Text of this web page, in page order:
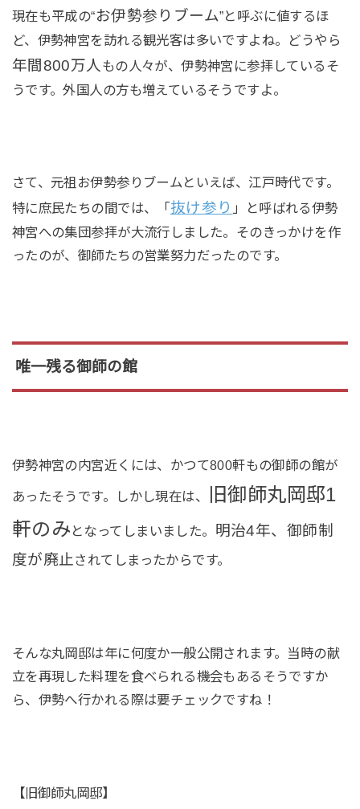
現在も平成の“お伊勢参りブーム”と呼ぶに値するほ
ど、伊勢神宮を訪れる観光客は多いですよね。どうやら
年間800万人 もの人々が、伊勢神宮に参拝しているそ
うです。外国人の方も増えているそうですよ。
さて、元祖お伊勢参りブームといえば、江戸時代です。
特に庶民たちの間では、「抜け参り 」と呼ばれる伊勢
神宮への集団参拝が大流行しました。そのきっかけを作
ったのが、御師たちの営業努力だったのです。
唯一残る御師の館
伊勢神宮の内宮近くには、かつて800軒もの御師の館が
あったそうです。しかし現在は、
旧御師丸岡邸1
軒のみとなってしまいました。 明治4年、御師制
度が廃止 されてしまったからです。
そんな丸岡邸は年に何度か一般公開されます。当時の献
立を再現した料理を食べられる機会もあるそうですか
ら、伊勢へ行かれる際は要チェックですね！
【旧御師丸岡邸】